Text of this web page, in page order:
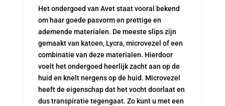
Het ondergoed van Avet staat vooral bekend
om haar goede pasvorm en prettige en
ademende materialen. De meeste slips zijn
gemaakt van katoen, Lycra, microvezel of een
combinatie van deze materialen. Hierdoor
voelt het ondergoed heerlijk zacht aan op de
huid en knelt nergens op de huid. Microvezel
heeft de eigenschap dat het vocht doorlaat en
dus transpiratie tegengaat. Zo kunt u met een